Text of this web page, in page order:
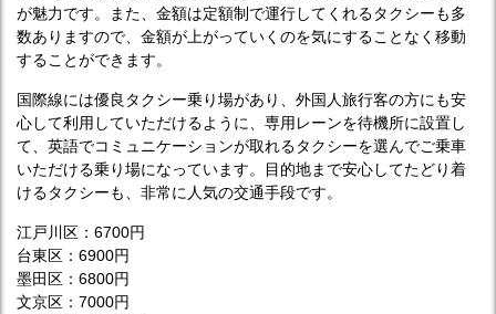
が魅力です。また、金額は定額制で運行してくれるタクシーも多
数ありますので、金額が上がっていくのを気にすることなく移動
することができます。
国際線には優良タクシー乗り場があり、外国人旅行客の方にも安
心して利用していただけるように、専用レーンを待機所に設置し
て、英語でコミュニケーションが取れるタクシーを選んでご乗車
いただける乗り場になっています。目的地まで安心してたどり着
けるタクシーも、非常に人気の交通手段です。
江戸川区：6700円
台東区：6900円
墨田区：6800円
文京区：7000円